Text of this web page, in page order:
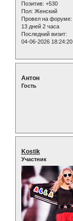
Позитив: +530
Пол: Женский
Провел на форуме:
13 дней 2 часа
Последний визит:
04-06-2026 18:24:20
Антон
Гость
Kostik
Участник